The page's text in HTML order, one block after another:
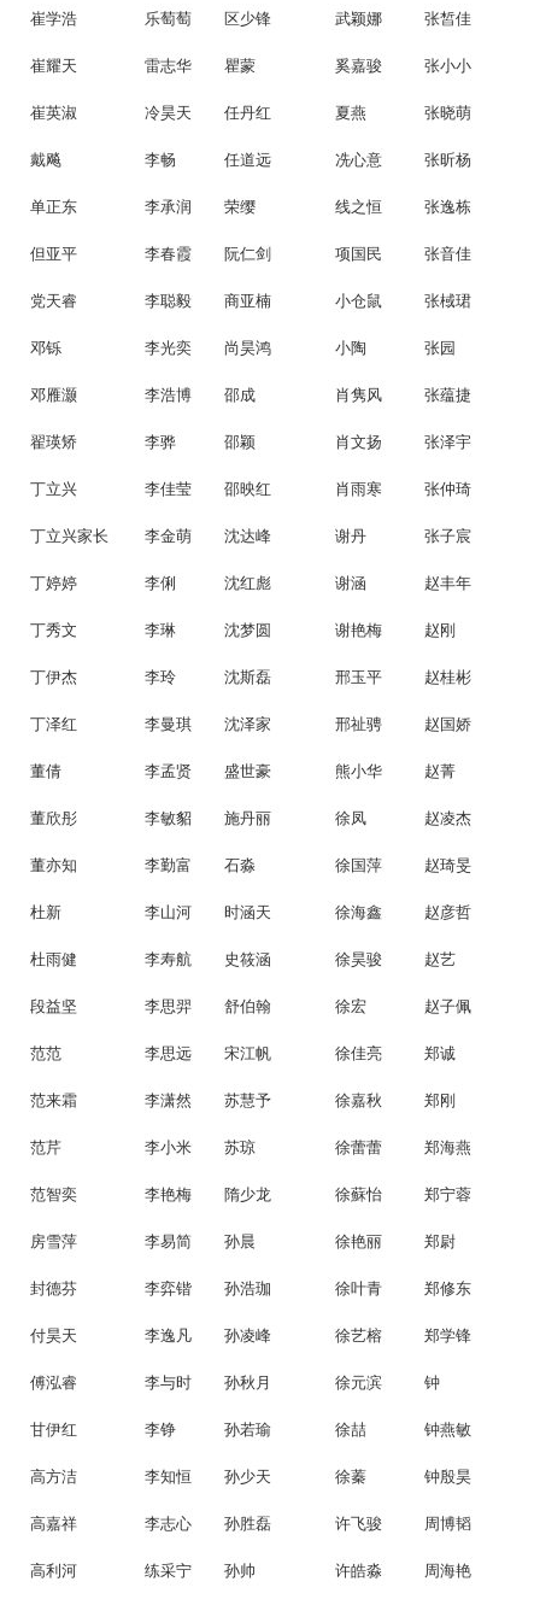
崔学浩 乐萄萄 区少锋 武颖娜 张皙佳
崔耀天 雷志华 瞿蒙 奚嘉骏 张小小
崔英淑 冷昊天 任丹红 夏燕 张晓萌
戴飚 李畅 任道远 冼心意 张昕杨
单正东 李承润 荣缨 线之恒 张逸栋
但亚平 李春霞 阮仁剑 项国民 张音佳
党天睿 李聪毅 商亚楠 小仓鼠 张棫珺
邓铄 李光奕 尚昊鸿 小陶 张园
邓雁灏 李浩博 邵成 肖隽风 张蕴捷
翟瑛矫 李骅 邵颖 肖文扬 张泽宇
丁立兴 李佳莹 邵映红 肖雨寒 张仲琦
丁立兴家长 李金萌 沈达峰 谢丹 张子宸
丁婷婷 李俐 沈红彪 谢涵 赵丰年
丁秀文 李琳 沈梦圆 谢艳梅 赵刚
丁伊杰 李玲 沈斯磊 邢玉平 赵桂彬
丁泽红 李曼琪 沈泽家 邢祉骋 赵国娇
董倩 李孟贤 盛世豪 熊小华 赵菁
董欣彤 李敏貂 施丹丽 徐凤 赵凌杰
董亦知 李勤富 石淼 徐国萍 赵琦旻
杜新 李山河 时涵天 徐海鑫 赵彦哲
杜雨健 李寿航 史筱涵 徐昊骏 赵艺
段益坚 李思羿 舒伯翰 徐宏 赵子佩
范范 李思远 宋江帆 徐佳亮 郑诚
范来霜 李潇然 苏慧予 徐嘉秋 郑刚
范芹 李小米 苏琼 徐蕾蕾 郑海燕
范智奕 李艳梅 隋少龙 徐蘇怡 郑宁蓉
房雪萍 李易简 孙晨 徐艳丽 郑尉
封德芬 李弈锴 孙浩珈 徐叶青 郑修东
付昊天 李逸凡 孙凌峰 徐艺榕 郑学锋
傅泓睿 李与时 孙秋月 徐元滨 钟
甘伊红 李铮 孙若瑜 徐喆 钟燕敏
高方洁 李知恒 孙少天 徐蓁 钟殷昊
高嘉祥 李志心 孙胜磊 许飞骏 周博韬
高利河 练采宁 孙帅 许皓淼 周海艳